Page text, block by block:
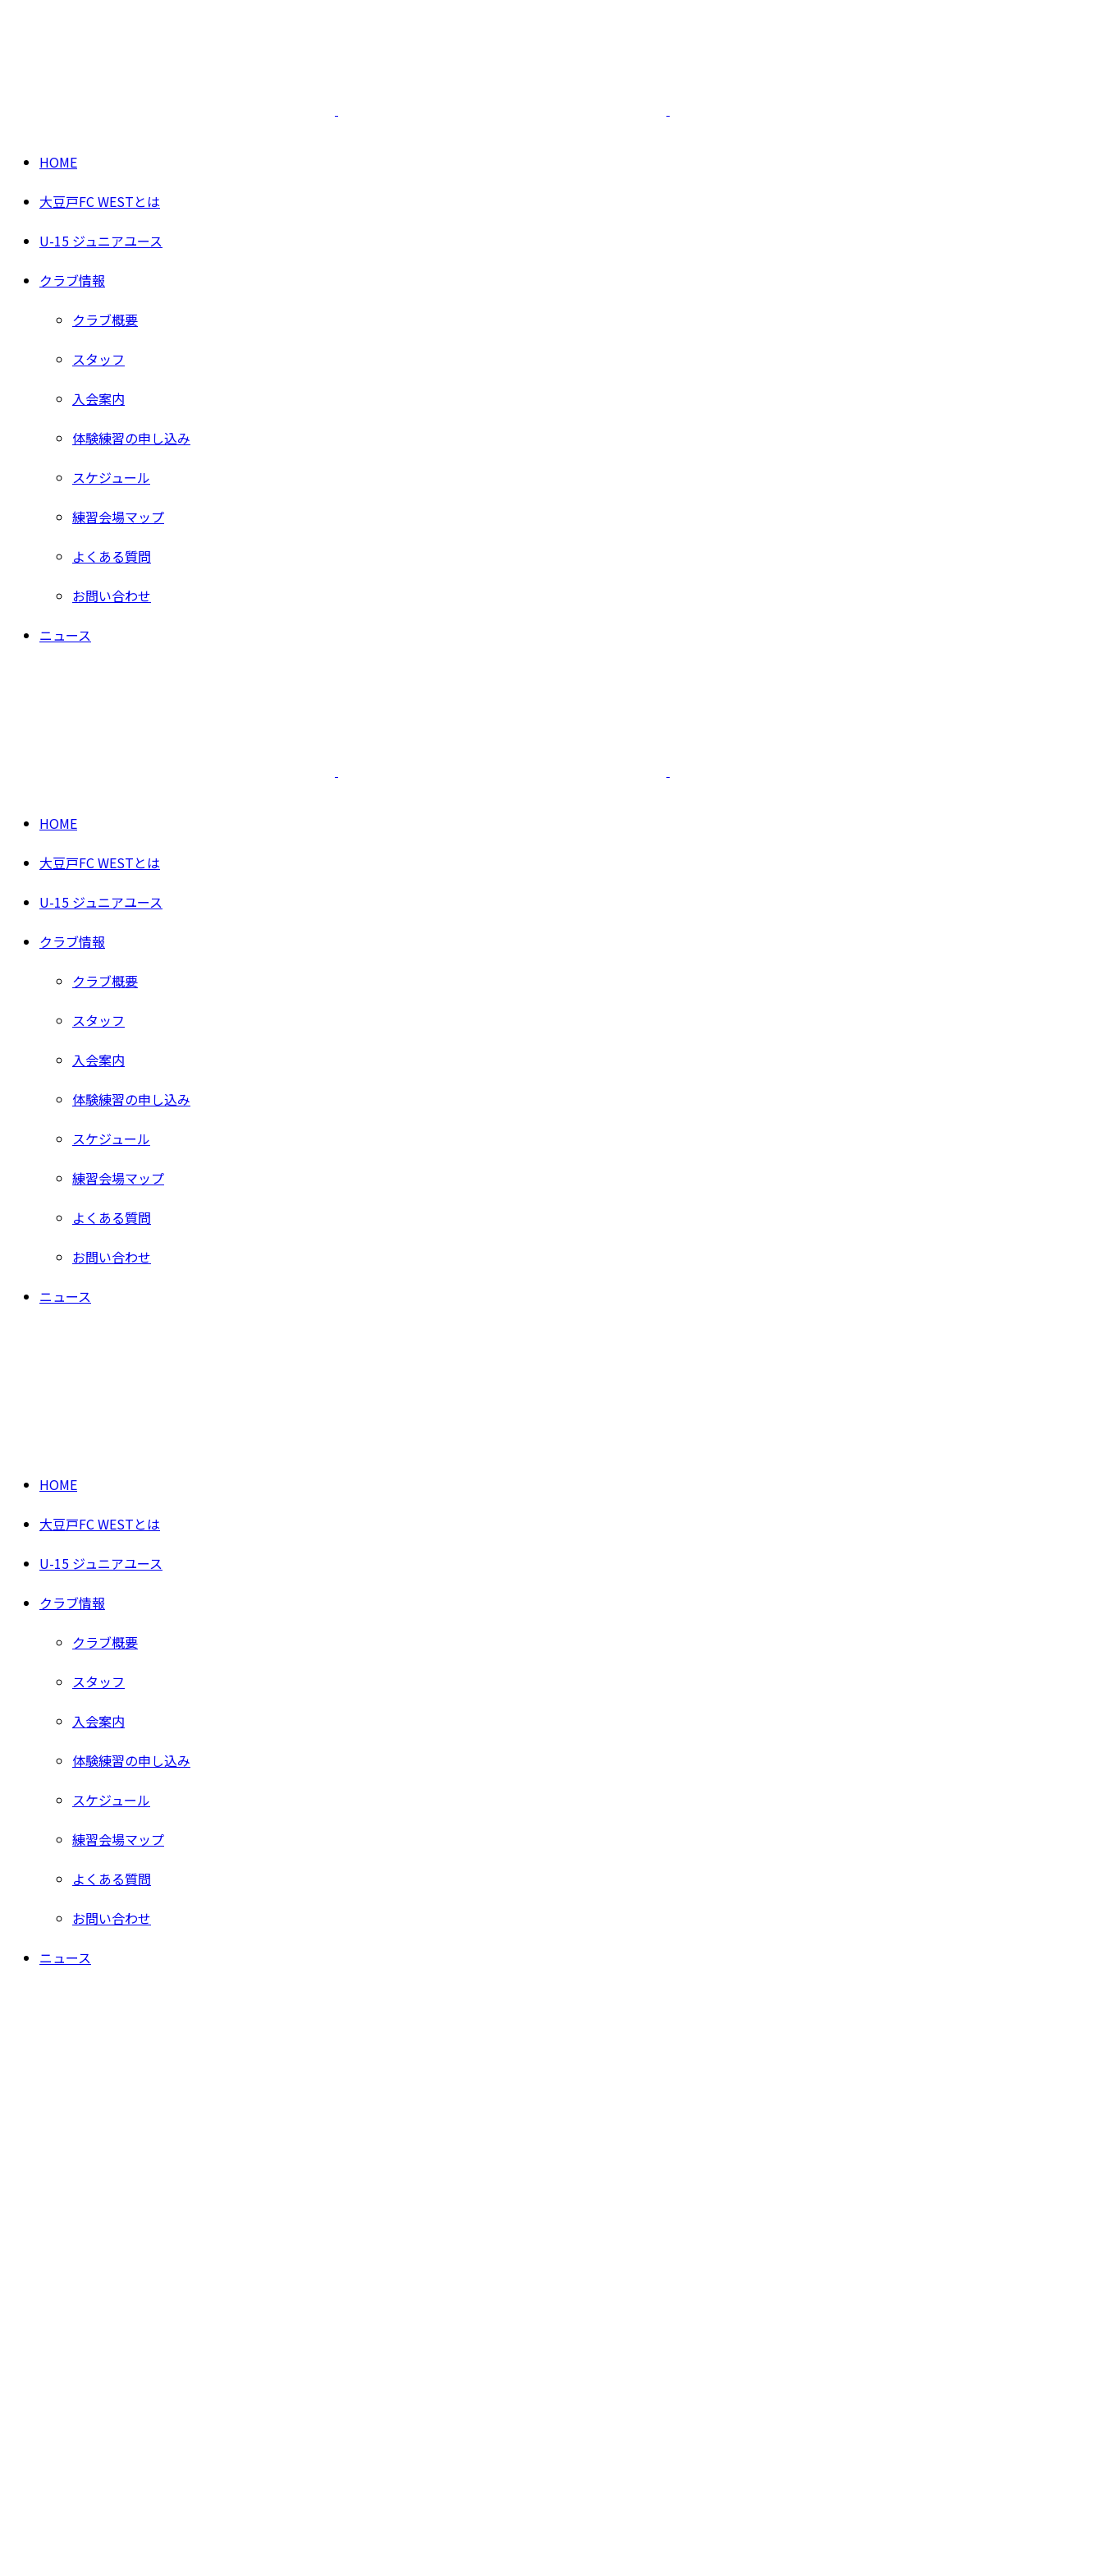
HOME
大豆戸FC WESTとは
U-15 ジュニアユース
クラブ情報
クラブ概要
スタッフ
入会案内
体験練習の申し込み
スケジュール
練習会場マップ
よくある質問
お問い合わせ
ニュース
HOME
大豆戸FC WESTとは
U-15 ジュニアユース
クラブ情報
クラブ概要
スタッフ
入会案内
体験練習の申し込み
スケジュール
練習会場マップ
よくある質問
お問い合わせ
ニュース
HOME
大豆戸FC WESTとは
U-15 ジュニアユース
クラブ情報
クラブ概要
スタッフ
入会案内
体験練習の申し込み
スケジュール
練習会場マップ
よくある質問
お問い合わせ
ニュース